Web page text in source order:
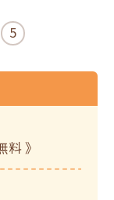
5
》